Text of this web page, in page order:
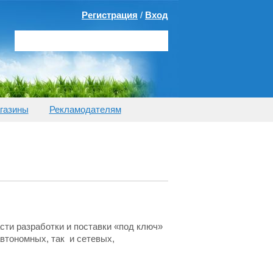
Регистрация / Вход
Рекламодателям
разработки и поставки «под ключ»
так и сетевых,